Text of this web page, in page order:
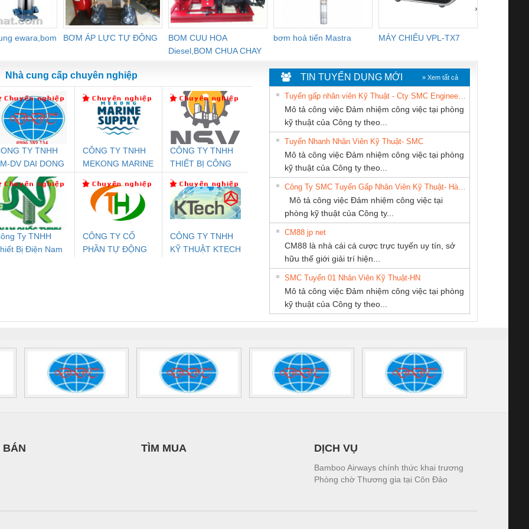
ewara,bom
BƠM ÁP LỰC TỰ ĐỘNG
BOM CUU HOA
Diesel,BOM CHUA CHAY
bơm hoả tiển Mastra MÁY CHIẾU VPL-TX7
›
An Toàn
Contact
PC20-1NO-
24DC-SP -
Rơ Le An Toàn
Phoenix Contact
PSR-SCP-
24UC/ESL4/3X1/1X2/B
- 2981059
Điện AC
Mô-đun Ắc Quy UPS
Bộ Lặp Tín Hiệu
PROFIBUS Phoenix
Contact PSI-REP-
PROFIBUS/12MB -
2708863
Rơ Le An Toàn
Phoenix Contact
2986960 – PSR-
SCP-
24DC/FSP/2X1/1X2
Rơ Le An Toàn
Bộ giám sát chuỗi
tấm pin
TRANSCLINIC 16I+
1K5 H (2502520000)
Bộ giám sát chuỗi
tấm pin
TRANSCLINIC 16I+
1K5 L (2433950000)
Bộ giám sát dòng
TRANSCLINIC 16I+
(2008130000)
Bộ chỉnh lưu nguồn
điện TRANSCLINIC
BKE 1K5.4
(7791400879)2. Giá
Nẹp nhôm chống
trơn Đà Nẵng
Nhà cung cấp chuyên nghiệp
TY TNHH
DV DAI DONG
THANH
CÔNG TY TNHH
MEKONG MARINE
CÔNG TY TNHH
THIẾT BỊ CÔNG
SETSUBI VIỆT
NAM
Ty TNHH
Bị Điện Nam
CÔNG TY CỔ
PHẦN TỰ ĐỘNG
CÔNG TY TNHH
KỸ THUẬT KTECH
CÔNG TY CỔ
PHẦN DÂY VÀ
CÁP ĐIỆN
THƯỢNG ĐÌNH
CÔNG TY TNHH
KINH DOANH
DỊCH VỤ XNK
PHƯƠNG NAM
Cty TNHH TM QC
CÔNG TY CP TỰ
ĐỘNG TIẾN
HƯNG
THƯƠNG MẠI
DỊCH VỤ KỸ
THUẬT ĐIỆN CƠ
GIA HƯNG PHÁT
THƯƠNG MẠI
TIN TUYỂN DỤNG MỚI » Xem tất cả
Mô tả công việc Đảm nhiệm công việc tại phòng
kỹ thuật của Công ty theo...
Tuyển Nhanh Nhân Viên Kỹ Thuật- SMC
Mô tả công việc Đảm nhiệm công việc tại phòng
kỹ thuật của Công ty theo...
Mô tả công việc Đảm nhiệm công việc tại
phòng kỹ thuật của Công ty...
CM88 jp net
CM88 là nhà cái cá cược trực tuyến uy tín, sở
hữu thế giới giải trí hiện...
SMC Tuyển 01 Nhân Viên Kỹ Thuật-HN
Mô tả công việc Đảm nhiệm công việc tại phòng
kỹ thuật của Công ty theo...
BÁN TÌM MUA DỊCH VỤ
Bamboo Airways chính thức khai trương
Phòng chờ Thương gia tại Côn Đảo